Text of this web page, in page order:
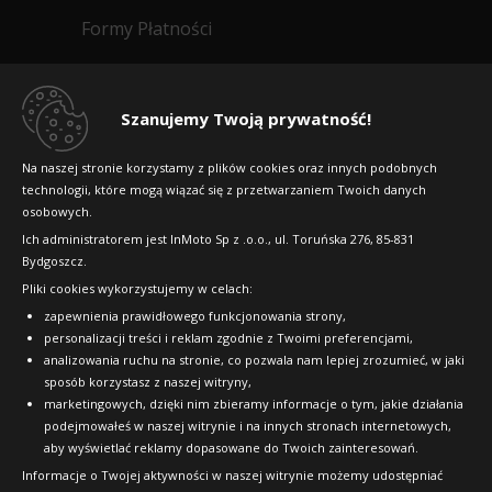
Szanujemy Twoją prywatność!
Na naszej stronie korzystamy z plików cookies oraz innych podobnych
technologii, które mogą wiązać się z przetwarzaniem Twoich danych
osobowych.
Ich administratorem jest InMoto Sp z .o.o., ul. Toruńska 276, 85-831
Bydgoszcz.
Pliki cookies wykorzystujemy w celach:
zapewnienia prawidłowego funkcjonowania strony,
personalizacji treści i reklam zgodnie z Twoimi preferencjami,
analizowania ruchu na stronie, co pozwala nam lepiej zrozumieć, w jaki
sposób korzystasz z naszej witryny,
marketingowych, dzięki nim zbieramy informacje o tym, jakie działania
podejmowałeś w naszej witrynie i na innych stronach internetowych,
aby wyświetlać reklamy dopasowane do Twoich zainteresowań.
Informacje o Twojej aktywności w naszej witrynie możemy udostępniać
Formy Płatności
Dlaczego warto kupić w 24opony.pl
Raty
FAQ
OFICJALNY PARTNER